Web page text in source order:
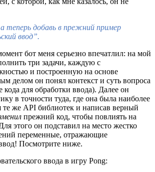
теперь добавь в прежний пример
ввод”.
бот меня серьезно впечатлил: на мой
три задачи, каждую с
и построенную на основе
делом он понял контекст и суть вопроса
кода для обработки ввода). Далее он
в точности туда, где она была наиболее
те же API библиотек и написав верный
прежний код, чтобы повлиять на
этого он подставил на место жестко
переменные, отражающие
Посмотрите ниже.
ввода в игру Pong: